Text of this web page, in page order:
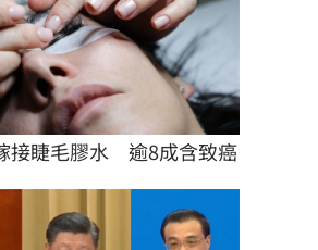
接睫毛膠水　逾8成含致癌